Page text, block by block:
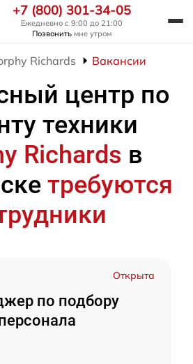
+7 (800) 301-34-05
Ежедневно с 9:00 до 21:00
Позвонить мне утром
Richards Вакансии
центр по
техники
Richards в
требуются
Открыта
по подбору